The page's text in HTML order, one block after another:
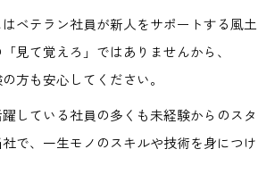
ベテラン社員が新人をサポートする風土
見て覚えろ」ではありませんから、
方も安心してください。
している社員の多くも未経験からのスタ
で、一生モノのスキルや技術を身につけ